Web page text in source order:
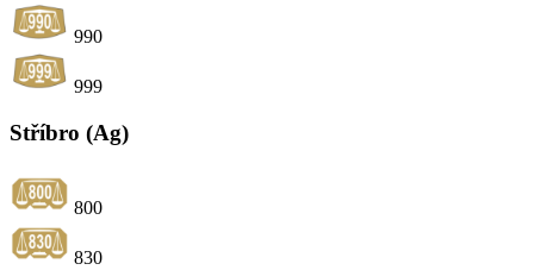
990
999
Stříbro (Ag)
800
830